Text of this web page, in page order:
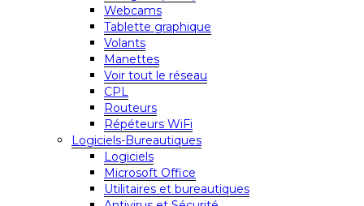
Webcams
Tablette graphique
Volants
Manettes
Voir tout le réseau
CPL
Routeurs
Répéteurs WiFi
Logiciels-Bureautiques
Logiciels
Microsoft Office
Utilitaires et bureautiques